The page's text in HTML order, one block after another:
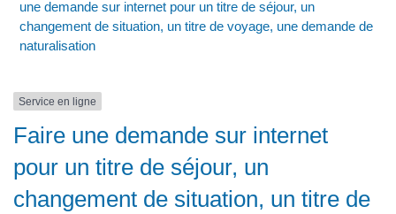
une demande sur internet pour un titre de séjour, un
changement de situation, un titre de voyage, une demande de
naturalisation
Service en ligne
Faire une demande sur internet
pour un titre de séjour, un
changement de situation, un titre de